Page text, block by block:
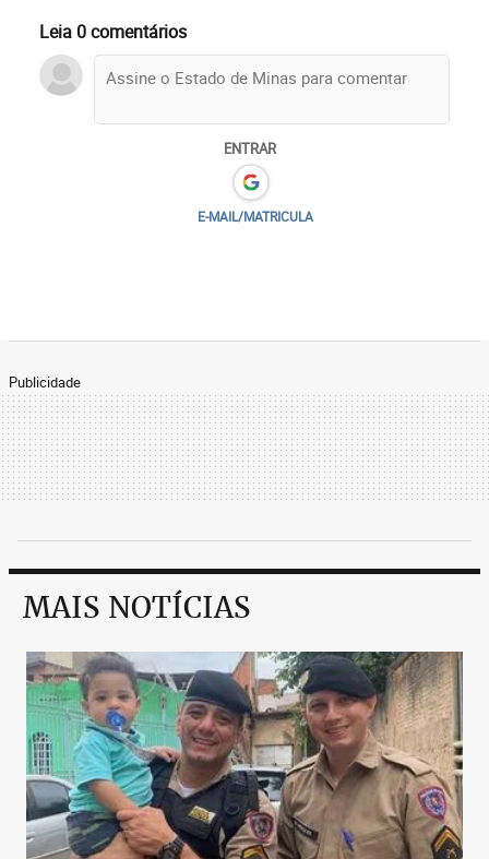
Leia 0 comentários
ENTRAR
E-MAIL/MATRICULA
Publicidade
MAIS NOTÍCIAS